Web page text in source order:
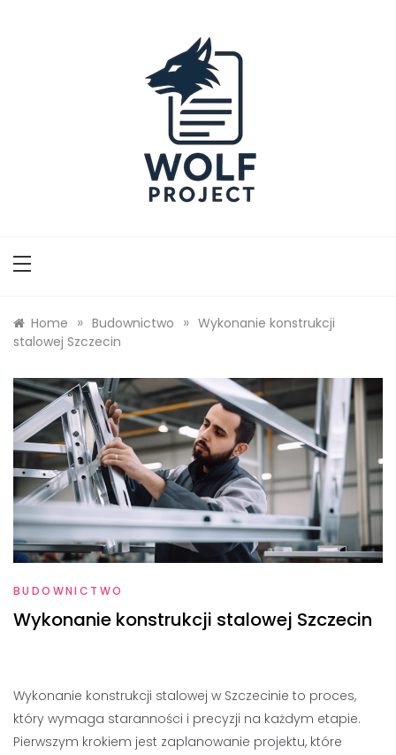
Home » Budownictwo » Wykonanie konstrukcji
stalowej Szczecin
BUDOWNICTWO
Wykonanie konstrukcji stalowej Szczecin
Wykonanie konstrukcji stalowej w Szczecinie to proces,
który wymaga staranności i precyzji na każdym etapie.
Pierwszym krokiem jest zaplanowanie projektu, które